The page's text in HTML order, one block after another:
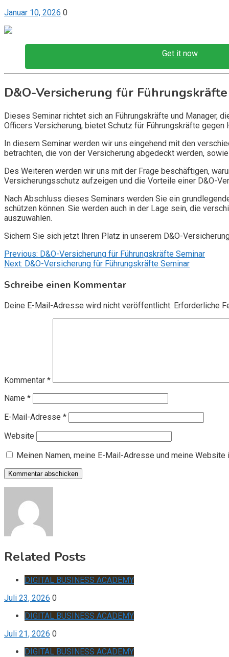
Januar 10, 2026 0
Get it now
D&O-Versicherung für
Dieses Seminar richtet sich an Führungskräfte und Manager,
Officers Versicherung, bietet Schutz für Führungskräfte
In diesem Seminar werden wir uns eingehend mit den
betrachten, die von der Versicherung abgedeckt werden,
Des Weiteren werden wir uns mit der Frage beschäftigen,
Versicherungsschutz aufzeigen und die Vorteile einer D&O-
Nach Abschluss dieses Seminars werden Sie ein
schützen können. Sie werden auch in der Lage sein, die
auszuwählen.
Sichern Sie sich jetzt Ihren Platz in unserem D&O-
Beitragsnavigation
Previous: D&O-Versicherung für Führungskräfte Seminar
Next: D&O-Versicherung für Führungskräfte Seminar
Schreibe einen Kommentar
Deine E-Mail-Adresse wird nicht veröffentlicht. Erforderliche
Kommentar *
Name *
E-Mail-Adresse *
Website
Meinen Namen, meine E-Mail-Adresse und meine
Related Posts
DIGITAL BUSINESS ACADEMY
Juli 23, 2026 0
DIGITAL BUSINESS ACADEMY
Juli 21, 2026 0
DIGITAL BUSINESS ACADEMY